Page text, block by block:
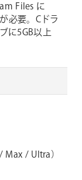
Files に
必要。Cドラ
に5GB以上
/ Ultra）